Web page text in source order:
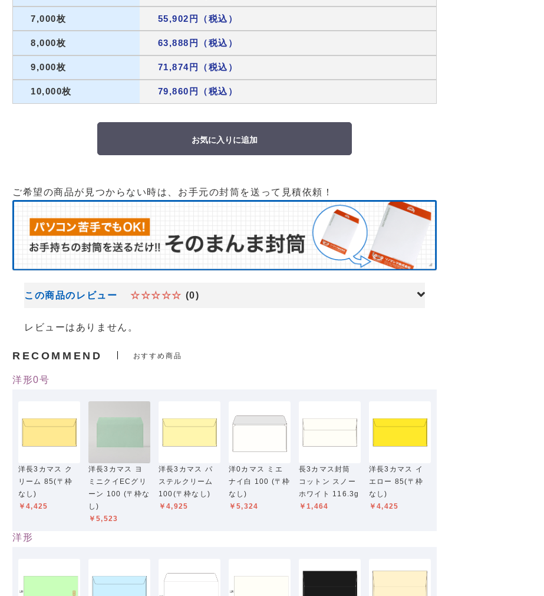
7,000枚 55,902円（税込）
8,000枚 63,888円（税込）
9,000枚 71,874円（税込）
10,000枚 79,860円（税込）
お気に入りに追加
ご希望の商品が見つからない時は、お手元の封筒を送って見積依頼！
この商品のレビュー ☆☆☆☆☆ (0)
レビューはありません。
RECOMMEND おすすめ商品
洋形0号
洋長3カマス ク
リーム 85(〒枠
なし)
￥4,425
洋長3カマス ヨ
ミニクイECグリ
ーン 100 (〒枠な
し)
￥5,523
洋長3カマス パ
ステルクリーム
100(〒枠なし)
￥4,925
洋0カマス ミエ
ナイ白 100 (〒枠
なし)
￥5,324
長3カマス封筒
コットン スノー
ホワイト 116.3g
￥1,464
洋長3カマス イ
エロー 85(〒枠
なし)
￥4,425
洋形